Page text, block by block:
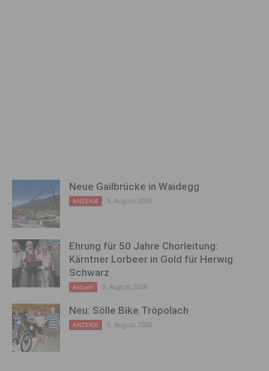
Neue Gailbrücke in Waidegg
ANZEIGE 8. August 2026
Ehrung für 50 Jahre Chorleitung:
Kärntner Lorbeer in Gold für Herwig
Schwarz
Aktuell 8. August 2026
Neu: Sölle Bike Tröpolach
ANZEIGE 8. August 2026